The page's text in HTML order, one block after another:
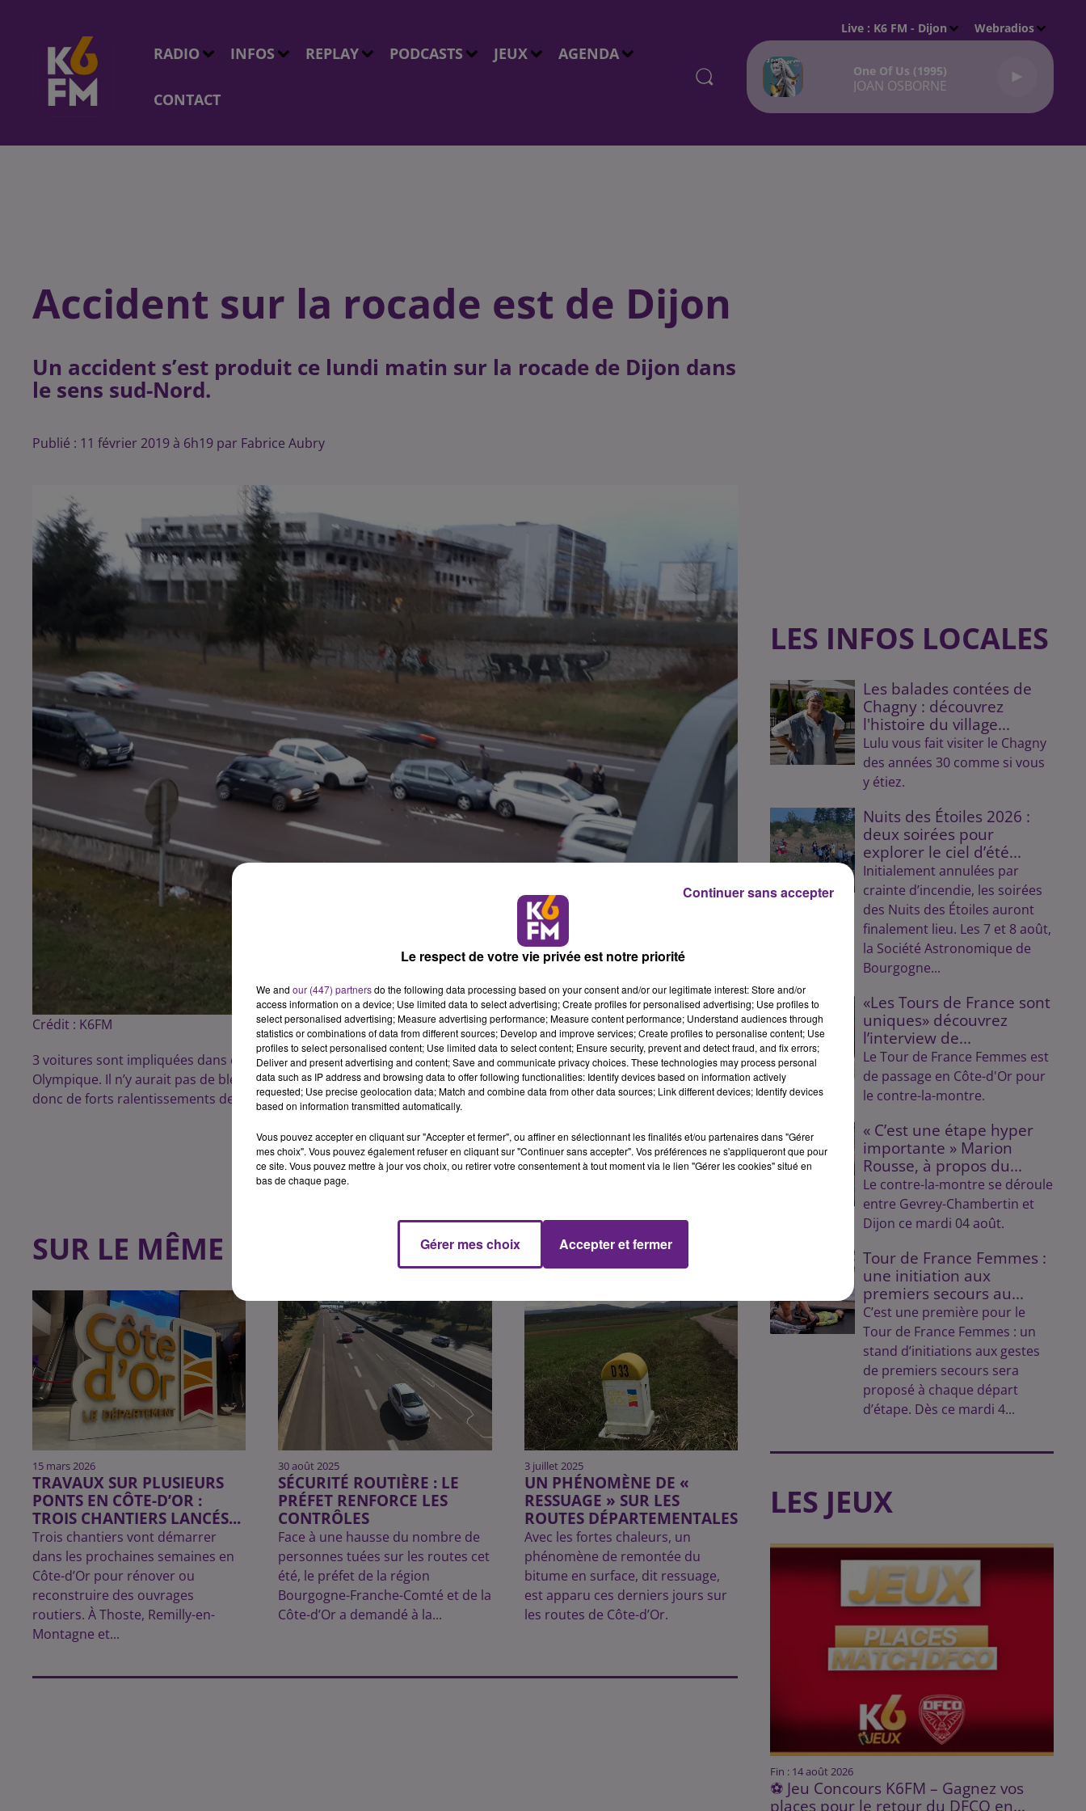
RADIO INFOS REPLAY PODCASTS JEUX AGENDA
CONTACT
Live : K6 FM - Dijon Webradios
One Of Us (1995)
JOAN OSBORNE
Accident sur la rocade est de Dijon
Un accident s’est produit ce lundi matin sur la rocade de Dijon dans
le sens sud-Nord.
Publié : 11 février 2019 à 6h19 par Fabrice Aubry
Crédit : K6FM
3 voitures sont impliquées dans cet accident qui s’est produit vers 8h au niveau du pont de Sully et de la piscine
Olympique. Il n’y aurait pas de blessés mais les 3 voitures sont stationnées sur la voie de gauche. Cela entraine
donc de forts ralentissements depuis Longvic et jusqu’au pont de Sully dans le sens sud-nord.
SUR LE MÊME SUJET
15 mars 2026
TRAVAUX SUR PLUSIEURS
PONTS EN CÔTE-D’OR :
TROIS CHANTIERS LANCÉS...
Trois chantiers vont démarrer
dans les prochaines semaines en
Côte-d’Or pour rénover ou
reconstruire des ouvrages
routiers. À Thoste, Remilly-en-
Montagne et...
30 août 2025
SÉCURITÉ ROUTIÈRE : LE
PRÉFET RENFORCE LES
CONTRÔLES
Face à une hausse du nombre de
personnes tuées sur les routes cet
été, le préfet de la région
Bourgogne-Franche-Comté et de la
Côte-d’Or a demandé à la...
3 juillet 2025
UN PHÉNOMÈNE DE «
RESSUAGE » SUR LES
ROUTES DÉPARTEMENTALES
Avec les fortes chaleurs, un
phénomène de remontée du
bitume en surface, dit ressuage,
est apparu ces derniers jours sur
les routes de Côte-d’Or.
LES INFOS LOCALES
Les balades contées de
Chagny : découvrez
l'histoire du village...
Lulu vous fait visiter le Chagny
des années 30 comme si vous
y étiez.
Nuits des Étoiles 2026 :
deux soirées pour
explorer le ciel d’été...
Initialement annulées par
crainte d’incendie, les soirées
des Nuits des Étoiles auront
finalement lieu. Les 7 et 8 août,
la Société Astronomique de
Bourgogne...
«Les Tours de France sont
uniques» découvrez
l’interview de...
Le Tour de France Femmes est
de passage en Côte-d'Or pour
le contre-la-montre.
« C’est une étape hyper
importante » Marion
Rousse, à propos du...
Le contre-la-montre se déroule
entre Gevrey-Chambertin et
Dijon ce mardi 04 août.
Tour de France Femmes :
une initiation aux
premiers secours au...
C’est une première pour le
Tour de France Femmes : un
stand d’initiations aux gestes
de premiers secours sera
proposé à chaque départ
d’étape. Dès ce mardi 4...
LES JEUX
Fin : 14 août 2026
⚽ Jeu Concours K6FM – Gagnez vos
places pour le retour du DFCO en...
Le respect de votre vie privée est notre priorité
We and our (447) partnersdo the following data processing based on your consent and/or our legitimate interest: Store and/or
access information on a device; Use limited data to select advertising; Create profiles for personalised advertising; Use profiles to
select personalised advertising; Measure advertising performance; Measure content performance; Understand audiences through
statistics or combinations of data from different sources; Develop and improve services; Create profiles to personalise content; Use
profiles to select personalised content; Use limited data to select content; Ensure security, prevent and detect fraud, and fix errors;
Deliver and present advertising and content; Save and communicate privacy choices. These technologies may process personal
data such as IP address and browsing data to offer following functionalities: Identify devices based on information actively
requested; Use precise geolocation data; Match and combine data from other data sources; Link different devices; Identify devices
based on information transmitted automatically.
Vous pouvez accepter en cliquant sur "Accepter et fermer", ou affiner en sélectionnant les finalités et/ou partenaires dans "Gérer
mes choix". Vous pouvez également refuser en cliquant sur "Continuer sans accepter". Vos préférences ne s'appliqueront que pour
ce site. Vous pouvez mettre à jour vos choix, ou retirer votre consentement à tout moment via le lien "Gérer les cookies" situé en
bas de chaque page.
Gérer mes choix Accepter et fermer
Continuer sans accepter